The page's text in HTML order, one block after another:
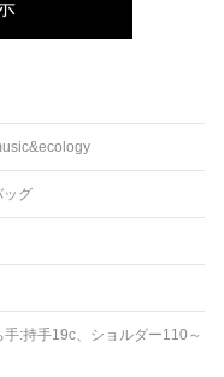
ッグ
:持手19c、ショルダー110～